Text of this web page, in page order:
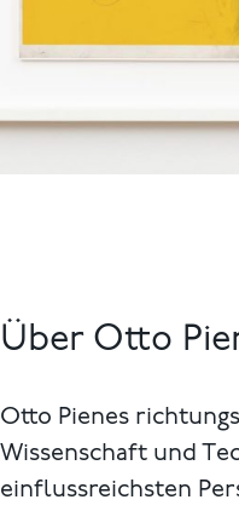
Über Otto
Otto Pienes
Wissenschaft und
einflussreichsten